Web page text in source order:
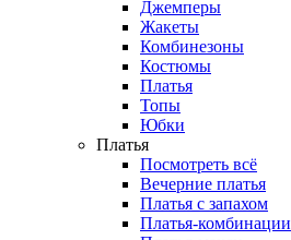
Джемперы
Жакеты
Комбинезоны
Костюмы
Платья
Топы
Юбки
Платья
Посмотреть всё
Вечерние платья
Платья с запахом
Платья-комбинации